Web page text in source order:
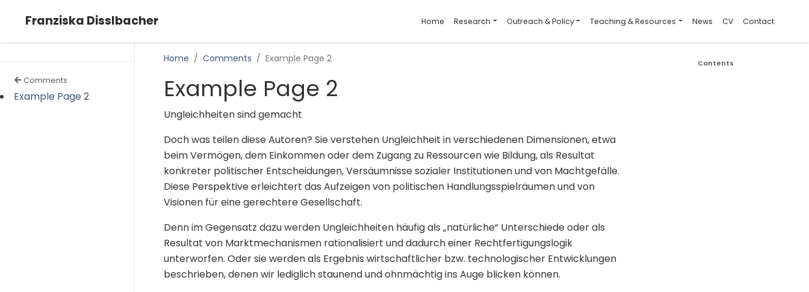
Franziska Disslbacher Home Research Outreach & Policy Teaching & Resources News CV Contact
Comments
Example Page 2
Contents
Home Comments Example Page 2
Example Page 2
Ungleichheiten sind gemacht
Doch was teilen diese Autoren? Sie verstehen Ungleichheit in verschiedenen Dimensionen, etwa
beim Vermögen, dem Einkommen oder dem Zugang zu Ressourcen wie Bildung, als Resultat
konkreter politischer Entscheidungen, Versäumnisse sozialer Institutionen und von Machtgefälle.
Diese Perspektive erleichtert das Aufzeigen von politischen Handlungsspielräumen und von
Visionen für eine gerechtere Gesellschaft.
Denn im Gegensatz dazu werden Ungleichheiten häufig als „natürliche“ Unterschiede oder als
Resultat von Marktmechanismen rationalisiert und dadurch einer Rechtfertigungslogik
unterworfen. Oder sie werden als Ergebnis wirtschaftlicher bzw. technologischer Entwicklungen
beschrieben, denen wir lediglich staunend und ohnmächtig ins Auge blicken können.